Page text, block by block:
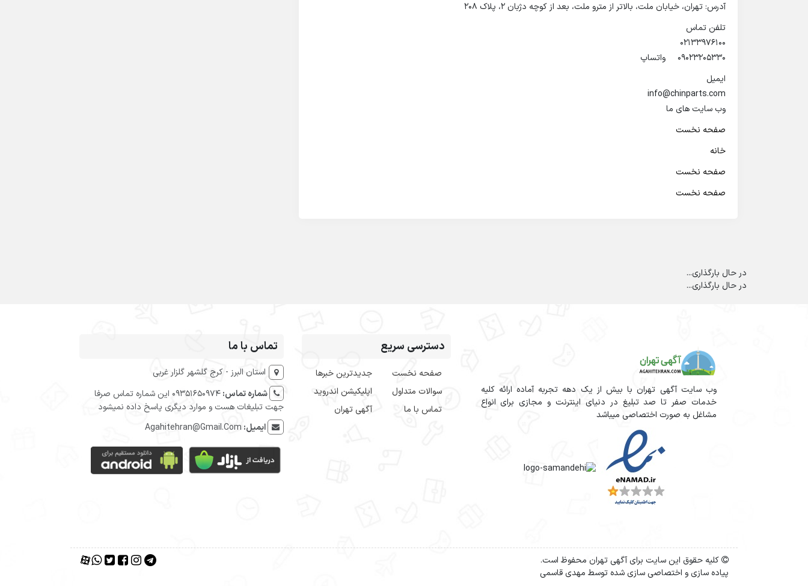
آدرس: تهران، خیابان ملت، بالاتر از مترو ملت، بعد از کوچه دژبان 2، پلاک 208
تلفن تماس
02133976100
09023205330 واتساپ
ایمیل
info@chinparts.com
وب سایت های ما
صفحه نخست
خانه
صفحه نخست
صفحه نخست
در حال بارگذاری...
در حال بارگذاری...
وب سایت آگهی تهران با بیش از یک دهه تجربه آماده ارائه کلیه
خدمات صفر تا صد تبلیغ در دنیای اینترنت و مجازی برای انواع
مشاغل به صورت اختصاصی میباشد
دسترسی سریع
صفحه نخست
سوالات متداول
تماس با ما
جدیدترین خبرها
اپلیکیشن اندروید
آگهی تهران
تماس با ما
استان البرز - کرج گلشهر گلزار غربی
شماره تماس:
09351650974 این شماره تماس صرفا
جهت تبلیغات هست و موارد دیگری پاسخ داده نمیشود
ایمیل: Agahitehran@Gmail.Com
کلیه حقوق این سایت برای آگهی تهران محفوظ است.
پیاده سازی و اختصاصی سازی شده توسط مهدی قاسمی